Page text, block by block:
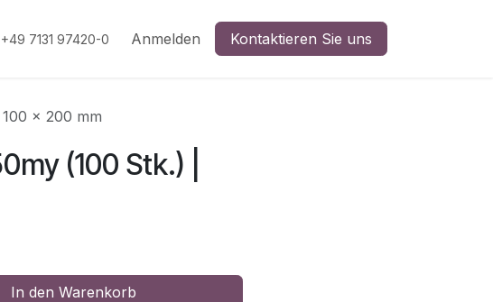
+49 7131 97420-0 Anmelden Kontaktieren Sie uns
x 200 mm
(100 Stk.) |
In den Warenkorb